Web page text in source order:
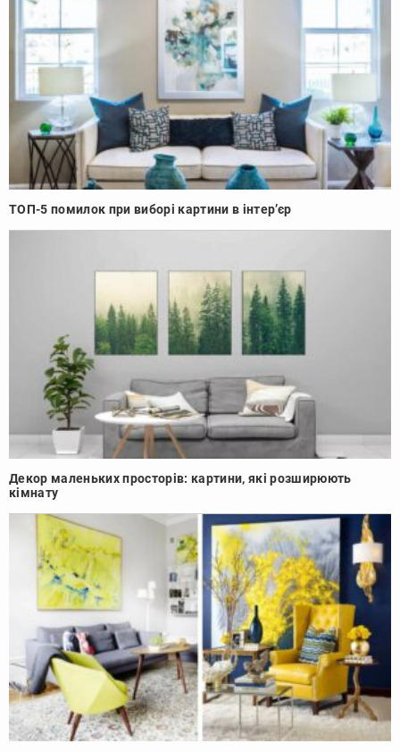
ТОП-5 помилок при виборі картини в інтер’єр
Декор маленьких просторів: картини, які розширюють
кімнату